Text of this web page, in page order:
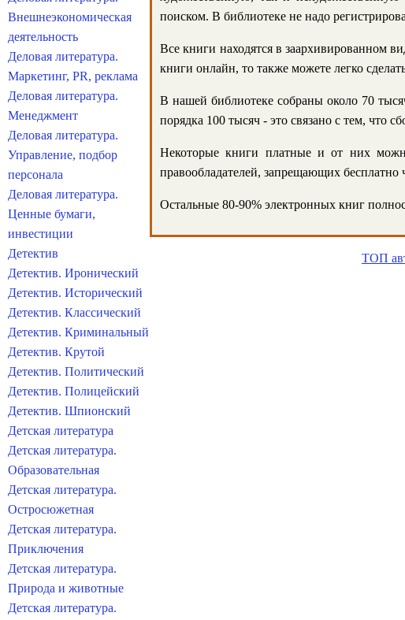
поиском. В библиотеке не надо
Все книги находятся в заархивированном
книги онлайн, то также можете легко
В нашей библиотеке собраны около 70
порядка 100 тысяч - это связано с тем, что
Некоторые книги платные и от них
правообладателей, запрещающих бесплатно
Остальные 80-90% электронных книг
ТОП
Внешнеэкономическая
деятельность
Деловая литература.
Маркетинг, PR, реклама
Деловая литература.
Менеджмент
Деловая литература.
Управление, подбор
персонала
Деловая литература.
Ценные бумаги,
инвестиции
Детектив
Детектив. Иронический
Детектив. Исторический
Детектив. Классический
Детектив. Криминальный
Детектив. Крутой
Детектив. Политический
Детектив. Полицейский
Детектив. Шпионский
Детская литература
Детская литература.
Образовательная
Детская литература.
Остросюжетная
Детская литература.
Приключения
Детская литература.
Природа и животные
Детская литература.